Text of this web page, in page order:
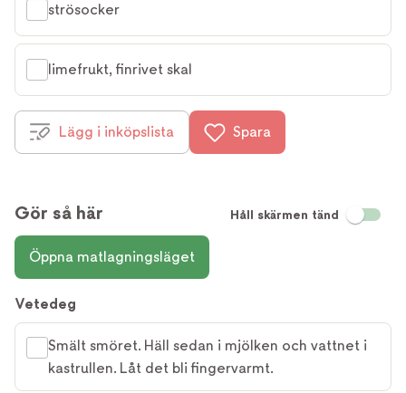
strösocker
limefrukt, finrivet skal
Lägg i inköpslista Spara
Gör så här Håll skärmen tänd
Öppna matlagningsläget
Vetedeg
Smält smöret. Häll sedan i mjölken och vattnet i
kastrullen. Låt det bli fingervarmt.